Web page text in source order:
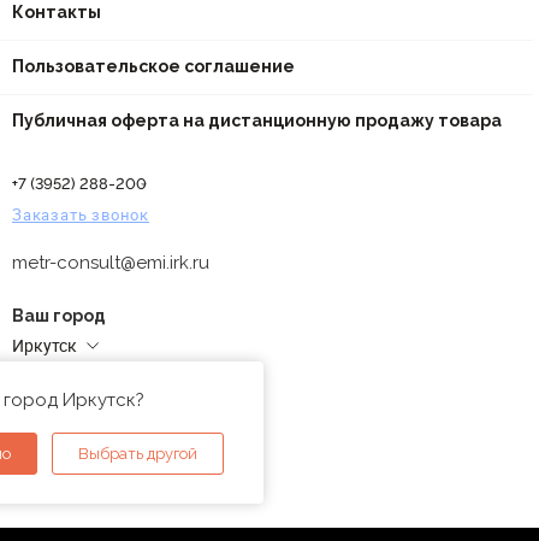
Контакты
Пользовательское соглашение
Публичная оферта на дистанционную продажу товара
+7 (3952) 288-200
Заказать звонок
metr-consult@emi.irk.ru
Ваш город
Иркутск
Иркутск?
Выбрать другой